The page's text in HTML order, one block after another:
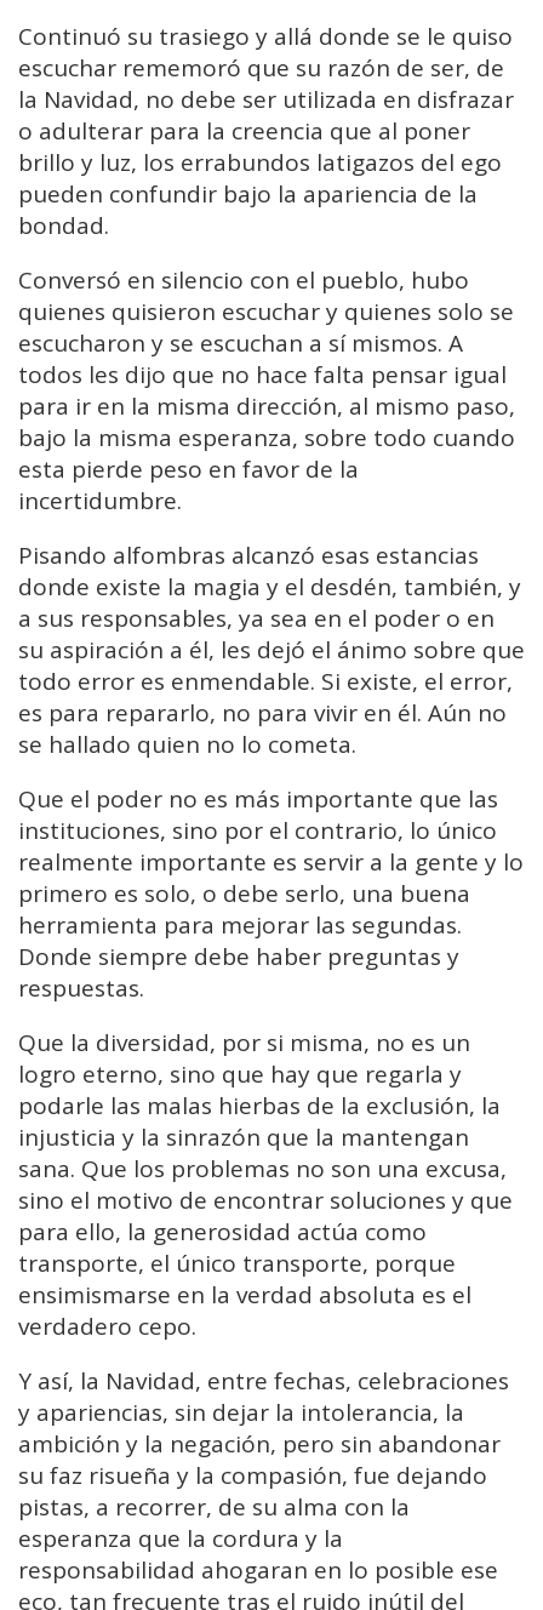
Continuó su trasiego y allá donde se le quiso
escuchar rememoró que su razón de ser, de
la Navidad, no debe ser utilizada en disfrazar
o adulterar para la creencia que al poner
brillo y luz, los errabundos latigazos del ego
pueden confundir bajo la apariencia de la
bondad.
Conversó en silencio con el pueblo, hubo
quienes quisieron escuchar y quienes solo se
escucharon y se escuchan a sí mismos. A
todos les dijo que no hace falta pensar igual
para ir en la misma dirección, al mismo paso,
bajo la misma esperanza, sobre todo cuando
esta pierde peso en favor de la
incertidumbre.
Pisando alfombras alcanzó esas estancias
donde existe la magia y el desdén, también, y
a sus responsables, ya sea en el poder o en
su aspiración a él, les dejó el ánimo sobre que
todo error es enmendable. Si existe, el error,
es para repararlo, no para vivir en él. Aún no
se hallado quien no lo cometa.
Que el poder no es más importante que las
instituciones, sino por el contrario, lo único
realmente importante es servir a la gente y lo
primero es solo, o debe serlo, una buena
herramienta para mejorar las segundas.
Donde siempre debe haber preguntas y
respuestas.
Que la diversidad, por si misma, no es un
logro eterno, sino que hay que regarla y
podarle las malas hierbas de la exclusión, la
injusticia y la sinrazón que la mantengan
sana. Que los problemas no son una excusa,
sino el motivo de encontrar soluciones y que
para ello, la generosidad actúa como
transporte, el único transporte, porque
ensimismarse en la verdad absoluta es el
verdadero cepo.
Y así, la Navidad, entre fechas, celebraciones
y apariencias, sin dejar la intolerancia, la
ambición y la negación, pero sin abandonar
su faz risueña y la compasión, fue dejando
pistas, a recorrer, de su alma con la
esperanza que la cordura y la
responsabilidad ahogaran en lo posible ese
eco, tan frecuente tras el ruido inútil del